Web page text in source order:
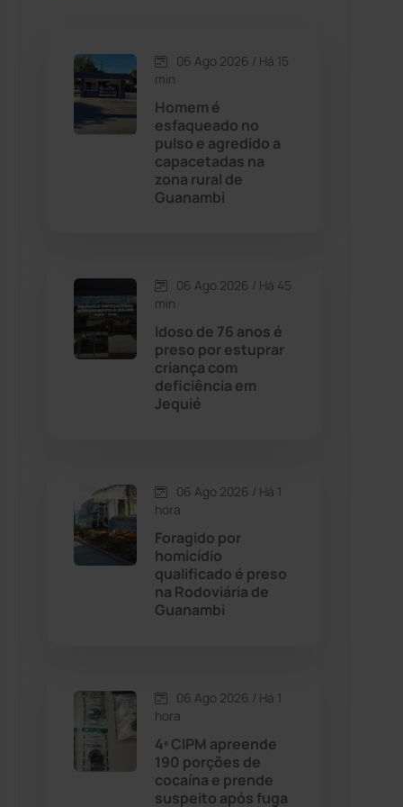
Caetité (1504)
Candiba
Cândido Sales (120)
Caturama
Chapada Diamantina (430)
Cordeiros
Dom Basílio
Érico Cardoso
Esportes (522)
(24)
06 Ago 2026 / Há 15
min
Homem é
esfaqueado no
pulso e agredido a
capacetadas na
zona rural de
Guanambi
06 Ago 2026 / Há 45
min
Idoso de 76 anos é
preso por estuprar
criança com
deficiência em
Jequié
06 Ago 2026 / Há 1
hora
Foragido por
homicídio
qualificado é preso
na Rodoviária de
Guanambi
06 Ago 2026 / Há 1
hora
4ª CIPM apreende
190 porções de
cocaína e prende
suspeito após fuga